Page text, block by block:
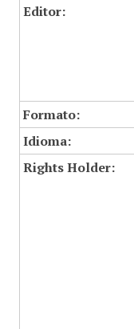
Editor:
Formato:
Idioma:
Rights Holder: